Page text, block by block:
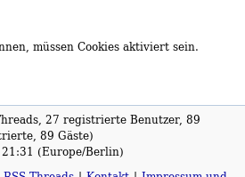
müssen Cookies aktiviert sein.
27 registrierte Benutzer, 89
89 Gäste)
(Europe/Berlin)